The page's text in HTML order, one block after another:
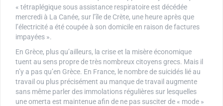
« tétraplégique sous assistance respiratoire est décédée
mercredi à La Canée, sur l’île de Crète, une heure après que
l’électricité a été coupée à son domicile en raison de factures
impayées ».
En Grèce, plus qu’ailleurs, la crise et la misère économique
tuent au sens propre de très nombreux citoyens grecs. Mais il
n’y a pas qu’en Grèce. En France, le nombre de suicidés lié au
travail ou plus précisément au manque de travail augmente
sans même parler des immolations régulières sur lesquelles
une omerta est maintenue afin de ne pas susciter de « mode »